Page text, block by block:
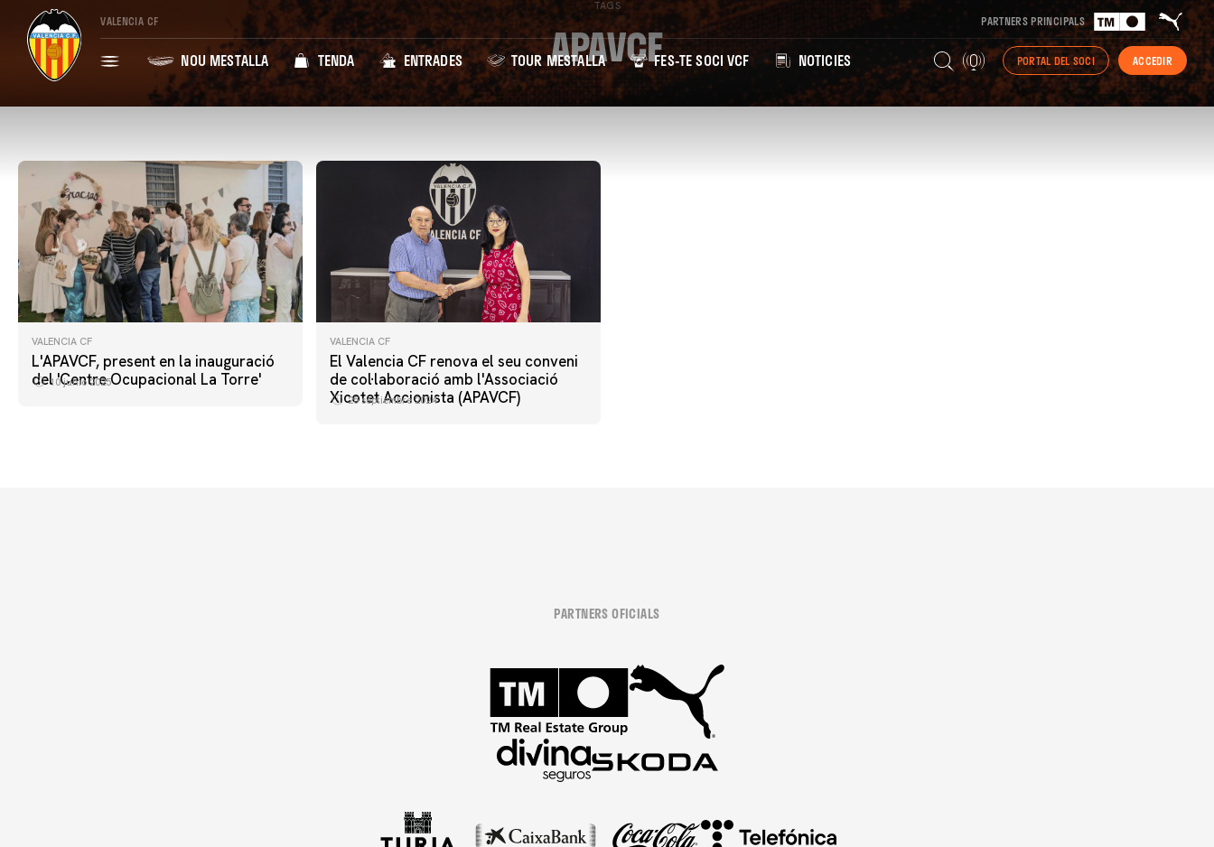
VALENCIA CF PARTNERS PRINCIPALS
NOU MESTALLA TENDA ENTRADES TOUR MESTALLA FES-TE SOCI VCF NOTICIES PORTAL DEL SOCI ACCEDIR
TAGS
APAVCF
VALENCIA CF
L'APAVCF, present en la inauguració
del 'Centre Ocupacional La Torre'
10 junio 2025
VALENCIA CF
El Valencia CF renova el seu conveni
de col·laboració amb l'Associació
Xicotet Accionista (APAVCF)
25 septiembre 2024
PARTNERS OFICIALS